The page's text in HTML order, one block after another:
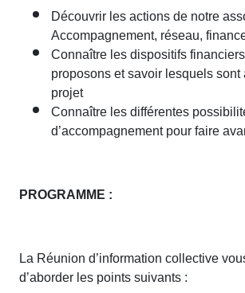
Découvrir les actions de notre
Accompagnement, réseau,
Connaître les dispositifs
proposons et savoir lesquels
projet
Connaître les différentes
d’accompagnement pour faire
PROGRAMME :
La Réunion d’information collective
d’aborder les points suivants :